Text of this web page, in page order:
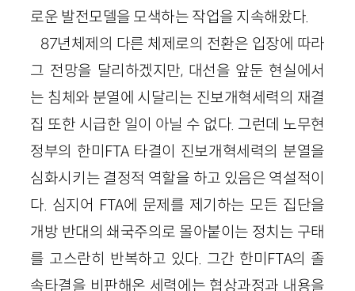
로운 발전모델을 모색하는 작업을 지속해왔다.
87년체제의 다른 체제로의 전환은 입장에 따라
그 전망을 달리하겠지만, 대선을 앞둔 현실에서
는 침체와 분열에 시달리는 진보개혁세력의 재결
집 또한 시급한 일이 아닐 수 없다. 그런데 노무현
정부의 한미FTA 타결이 진보개혁세력의 분열을
심화시키는 결정적 역할을 하고 있음은 역설적이
다. 심지어 FTA에 문제를 제기하는 모든 집단을
개방 반대의 쇄국주의로 몰아붙이는 정치는 구태
를 고스란히 반복하고 있다. 그간 한미FTA의 졸
속타결을 비판해온 세력에는 협상과정과 내용을